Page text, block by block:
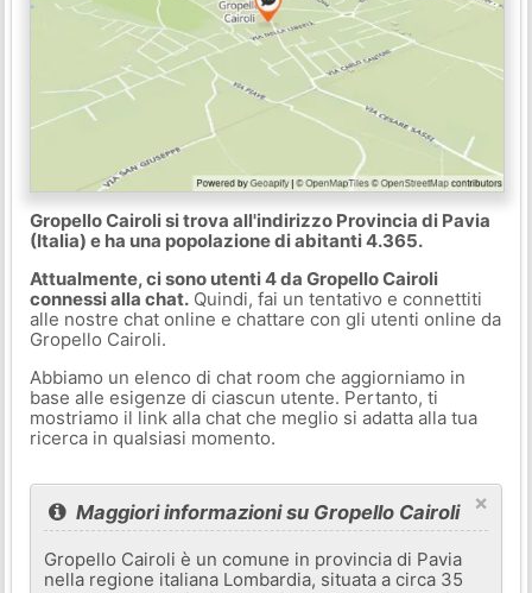
Gropello Cairoli si trova all'indirizzo Provincia di Pavia
(Italia) e ha una popolazione di abitanti 4.365.
Attualmente, ci sono utenti 4 da Gropello Cairoli
connessi alla chat.Quindi, fai un tentativo e connettiti
alle nostre chat online e chattare con gli utenti online da
Gropello Cairoli.
Abbiamo un elenco di chat room che aggiorniamo in
base alle esigenze di ciascun utente. Pertanto, ti
mostriamo il link alla chat che meglio si adatta alla tua
ricerca in qualsiasi momento.
×
Maggiori informazioni su Gropello Cairoli
Gropello Cairoli è un comune in provincia di Pavia
nella regione italiana Lombardia, situata a circa 35